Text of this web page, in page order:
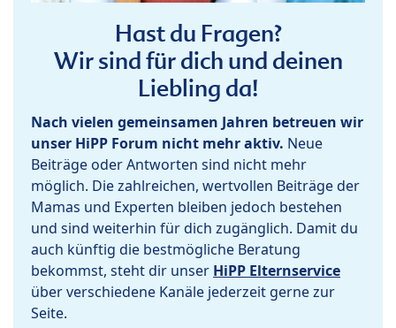
Hast du Fragen?
Wir sind für dich und deinen
Liebling da!
Nach vielen gemeinsamen Jahren betreuen wir
unser HiPP Forum nicht mehr aktiv. Neue
Beiträge oder Antworten sind nicht mehr
möglich. Die zahlreichen, wertvollen Beiträge der
Mamas und Experten bleiben jedoch bestehen
und sind weiterhin für dich zugänglich. Damit du
auch künftig die bestmögliche Beratung
bekommst, steht dir unser HiPP Elternservice
über verschiedene Kanäle jederzeit gerne zur
Seite.